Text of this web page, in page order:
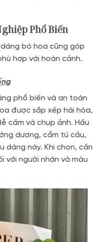
Phổ Biến
bó hoa cũng góp
hợp với hoàn cảnh.
phổ biến và an toàn
được sắp xếp hài hòa,
cầm và chụp ảnh. Hầu
dương, cẩm tú cầu,
dáng này. Khi chọn, cần
với người nhận và màu